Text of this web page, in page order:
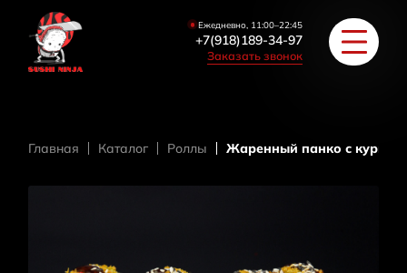
Ежедневно, 11:00–22:45
+7(918)189-34-97
Заказать звонок
ЗАКУСКИ / СУПЫ
Главная Каталог Роллы Жаренный панко с